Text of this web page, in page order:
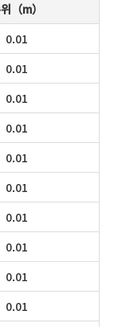
（m）
0.01
0.01
0.01
0.01
0.01
0.01
0.01
0.01
0.01
0.01